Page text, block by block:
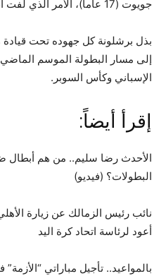
جويوت (17 عاماً)، الأمر الذي لفت انتباههما بشكل كبير.
بذل برشلونة كل جهوده تحت قيادة
إلى مسار البطولة الموسم
الإسباني وكأس السوبر.
إقرأ أيضاً:
الأحدث رضا سليم.. من هم أبطال
البطولات؟ (فيديو)
نائب رئيس الزمالك عن زيارة
أعود لرئاسة اتحاد كرة اليد
بالمواعيد.. تأجيل مباراتي “الأزمة” في